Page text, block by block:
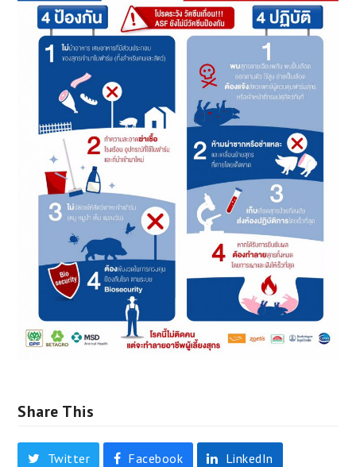
Share This
Twitter Facebook LinkedIn